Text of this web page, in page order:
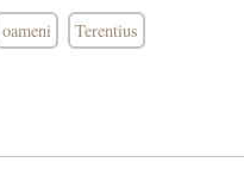
oameni Terentius